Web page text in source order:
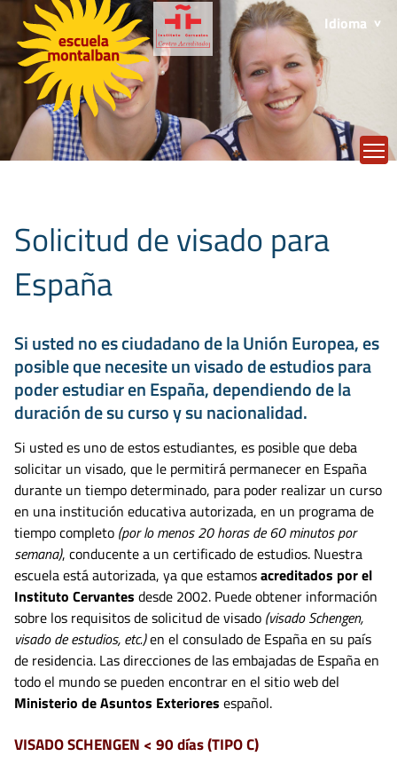
Idioma
Solicitud de visado para
España
Si usted no es ciudadano de la Unión Europea, es
posible que necesite un visado de estudios para
poder estudiar en España, dependiendo de la
duración de su curso y su nacionalidad.
Si usted es uno de estos estudiantes, es posible que deba
solicitar un visado, que le permitirá permanecer en España
durante un tiempo determinado, para poder realizar un curso
en una institución educativa autorizada, en un programa de
tiempo completo (por lo menos 20 horas de 60 minutos por
semana), conducente a un certificado de estudios. Nuestra
escuela está autorizada, ya que estamosacreditados por el
Instituto Cervantes desde 2002. Puede obtener información
sobre los requisitos de solicitud de visado (visado Schengen,
visado de estudios, etc.)en el consulado de España en su país
de residencia. Las direcciones de las embajadas de España en
todo el mundo se pueden encontrar en el sitio web del
Ministerio de Asuntos Exteriores español.
VISADO SCHENGEN < 90 días (TIPO C)